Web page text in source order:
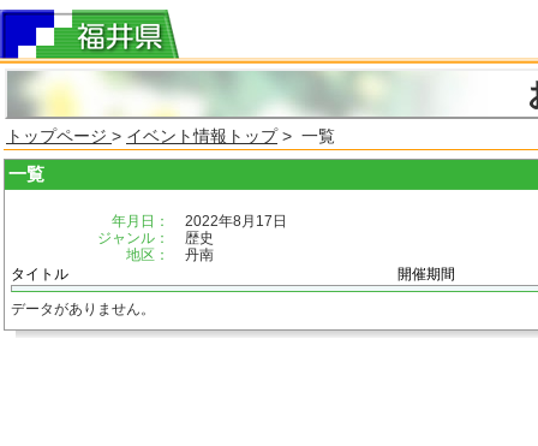
トップページ > イベント情報トップ> 一覧
一覧
年月日：
2022年8月17日
ジャンル：
歴史
地区：
丹南
タイトル
開催期間
データがありません。